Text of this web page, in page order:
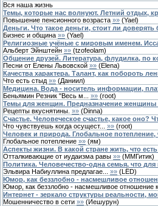
Вся наша жизнь
Темы, которые нас волнуют. Летний отдых,
Повышение пенсионного возраста »» (Yael)
Деньги. Что такое деньги, стоит ли
Бизнес и община »» (Yael)
Религиозные учёные с мировым именем.
Альберт Эйнштейн »» (tzofeolam)
Общение друзей. Литература, флудилка, по
Песни от Елены Львовской »» (Elena)
Качества характера. Талант, как побороть
Что есть стыд »» (Даниил)
Медицина. Вода - носитель информации,
Беньямин Резник "Весь м...
»» (root)
Темы для женщин. Предназначение
Рецепты вкуснятины. »» (Dinna)
Счастье. Человеческое счастье, какое оно?
Что чувствуешь когда осущест...
»» (root)
Человек и природа. Глобальное
Глобальное потепление »» (ям)
Аспекты жизни. В какой стране жить, что
Отталкивающие от иудаизма равы »» (ММГитик)
Политика. Человечество-одна семья, что
Эльвира Набиуллина предлагае...
»» (LЁD)
Юмор, как беззлобно - насмешливое
Юмор, как беззлобно - насмешливое отношение
Интернет - зеркало структуры реальности,
Мошенничество в сети »» (Иешурун)